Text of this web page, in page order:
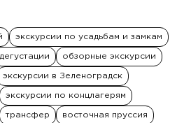
экскурсии по усадьбам и замкам
дегустации обзорные экскурсии
экскурсии в Зеленоградск
экскурсии по концлагерям
трансфер восточная пруссия